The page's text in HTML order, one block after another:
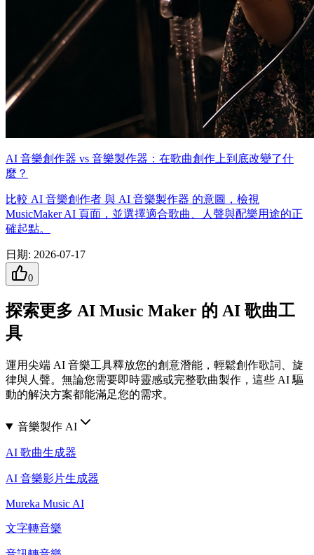
AI 音樂創作器 vs 音樂製作器：在歌曲創作上到底改變了什
麼？
比較 AI 音樂創作者 與 AI 音樂製作器 的意圖，檢視
MusicMaker AI 頁面，並選擇適合歌曲、人聲與配樂用途的正
確起點。
日期: 2026-07-17
0
探索更多 AI Music Maker 的 AI 歌曲工
具
運用尖端 AI 音樂工具釋放您的創意潛能，輕鬆創作歌詞、旋
律與人聲。無論您需要即時靈感或完整歌曲製作，這些 AI 驅
動的解決方案都能滿足您的需求。
音樂製作 AI
AI 歌曲生成器
AI 音樂影片生成器
Mureka Music AI
文字轉音樂